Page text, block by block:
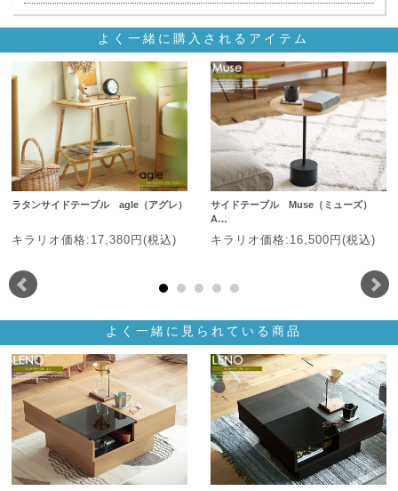
よく一緒に購入されるアイテム
ラタンサイドテーブル agle（アグレ）
キラリオ価格:17,380円(税込)
サイドテーブル Muse（ミューズ）
A…
キラリオ価格:16,500円(税込)
よく一緒に見られている商品